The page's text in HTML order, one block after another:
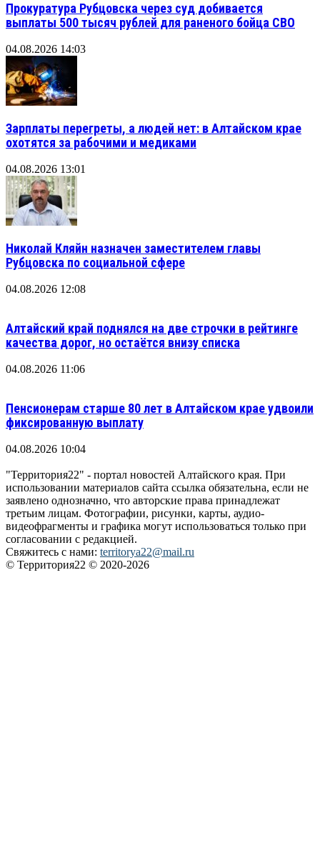
Прокуратура Рубцовска через суд добивается
выплаты 500 тысяч рублей для раненого бойца СВО
04.08.2026 14:03
Зарплаты перегреты, а людей нет: в Алтайском крае
охотятся за рабочими и медиками
04.08.2026 13:01
Николай Кляйн назначен заместителем главы
Рубцовска по социальной сфере
04.08.2026 12:08
Алтайский край поднялся на две строчки в рейтинге
качества дорог, но остаётся внизу списка
04.08.2026 11:06
Пенсионерам старше 80 лет в Алтайском крае удвоили
фиксированную выплату
04.08.2026 10:04
"Территория22" - портал новостей Алтайского края. При
использовании материалов сайта ссылка обязательна, если не
заявлено однозначно, что авторские права принадлежат
третьим лицам. Фотографии, рисунки, карты, аудио-
видеофрагменты и графика могут использоваться только при
согласовании с редакцией.
Свяжитесь с нами: territorya22@mail.ru
© Территория22 © 2020-2026